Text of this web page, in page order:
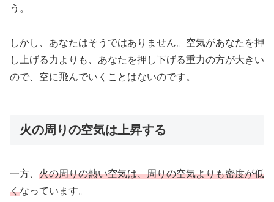
う。
しかし、あなたはそうではありません。空気があなたを押
し上げる力よりも、あなたを押し下げる重力の方が大きい
ので、空に飛んでいくことはないのです。
火の周りの空気は上昇する
一方、 火の周りの熱い空気は、周りの空気よりも密度が低
くなっています。